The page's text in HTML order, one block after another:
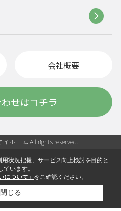
会社概要
せはコチラ
ホーム All rights reserved.
状況把握、サービス向上検討を目的と
います。
について」 をご確認ください。
閉じる